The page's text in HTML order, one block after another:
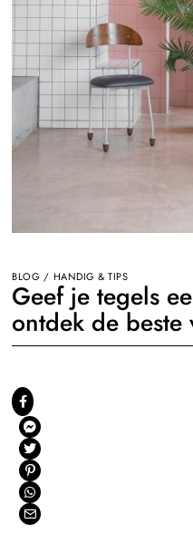
BLOG / HANDIG & TIPS
Geef je tegels
ontdek de beste